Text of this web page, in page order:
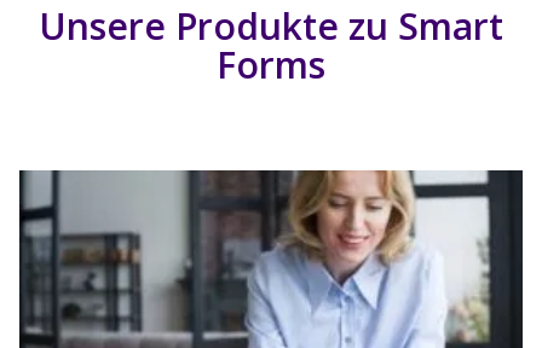
Unsere Produkte zu Smart
Forms